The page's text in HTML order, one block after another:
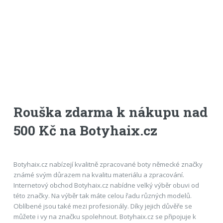
Rouška zdarma k nákupu nad
500 Kč na Botyhaix.cz
Botyhaix.cz nabízejí kvalitně zpracované boty německé značky
známé svým důrazem na kvalitu materiálu a zpracování.
Internetový obchod Botyhaix.cz nabídne velký výběr obuvi od
této značky. Na výběr tak máte celou řadu různých modelů.
Oblíbené jsou také mezi profesionály. Díky jejich důvěře se
můžete i vy na značku spolehnout. Botyhaix.cz se připojuje k